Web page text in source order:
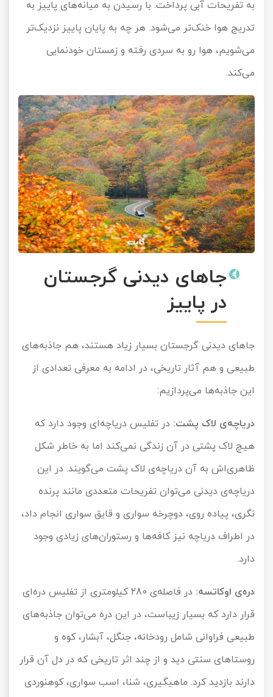
به تفریحات آبی پرداخت. با رسیدن به میانه‌های پاییز به
تدریج هوا خنک‌تر می‌شود. هر چه به پایان پاییز نزدیک‌تر
می‌شویم، هوا رو به سردی رفته و زمستان خودنمایی
می‌کند.
جاهای دیدنی گرجستان
در پاییز
جاهای دیدنی گرجستان بسیار زیاد هستند، هم جاذبه‌های
طبیعی و هم آثار تاریخی، در ادامه به معرفی تعدادی از
این جاذبه‌ها می‌پردازیم:
دریاچه‌ی لاک پشت: در تفلیس دریاچه‌ای وجود دارد که
هیچ لاک پشتی در آن زندگی نمی‌کند اما به خاطر شکل
ظاهری‌اش به آن دریاچه‌ی لاک پشت می‌گویند. در این
دریاچه‌ی دیدنی می‌توان تفریحات متعددی مانند پرنده
نگری، پیاده روی، دوچرخه سواری و قایق سواری انجام داد،
در اطراف دریاچه نیز کافه‌ها و رستوران‌های زیادی وجود
دارد.
دره‌ی اوکاتسه:
در فاصله‌ی 280 کیلومتری از تفلیس دره‌ای
قرار دارد که بسیار زیباست، در این دره می‌توان جاذبه‌های
طبیعی فراوانی شامل رودخانه، جنگل، آبشار، کوه و
روستاهای سنتی دید و از چند اثر تاریخی که در دل آن قرار
دارند بازدید کرد. ماهیگیری، شنا، اسب سواری، کوهنوردی